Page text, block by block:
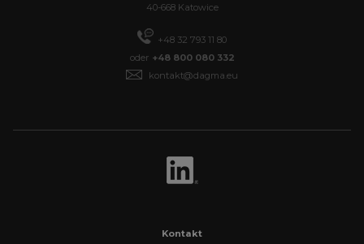
40-668 Katowice
+48 32 793 11 80
oder +48 800 080 332
kontakt@dagma.eu
Kontakt